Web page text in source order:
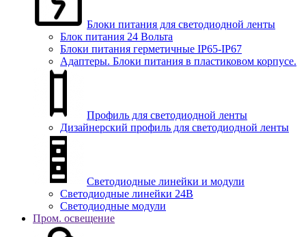
Блоки питания для светодиодной ленты
Блок питания 24 Вольта
Блоки питания герметичные IP65-IP67
Адаптеры. Блоки питания в пластиковом корпусе.
Профиль для светодиодной ленты
Дизайнерский профиль для светодиодной ленты
Светодиодные линейки и модули
Светодиодные линейки 24В
Светодиодные модули
Пром. освещение